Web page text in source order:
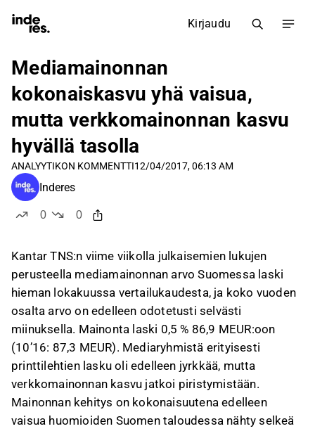
Kirjaudu
Mediamainonnan
kokonaiskasvu yhä vaisua,
mutta verkkomainonnan kasvu
hyvällä tasolla
ANALYYTIKON KOMMENTTI12/04/2017, 06:13 AM
Inderes
0
0
Kantar TNS:n viime viikolla julkaisemien lukujen
perusteella mediamainonnan arvo Suomessa laski
hieman lokakuussa vertailukaudesta, ja koko vuoden
osalta arvo on edelleen odotetusti selvästi
miinuksella. Mainonta laski 0,5 % 86,9 MEUR:oon
(10’16: 87,3 MEUR). Mediaryhmistä erityisesti
printtilehtien lasku oli edelleen jyrkkää, mutta
verkkomainonnan kasvu jatkoi piristymistään.
Mainonnan kehitys on kokonaisuutena edelleen
vaisua huomioiden Suomen taloudessa nähty selkeä